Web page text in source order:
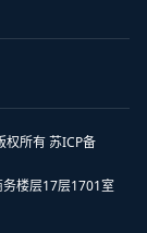
所有 苏ICP备
楼层17层1701室